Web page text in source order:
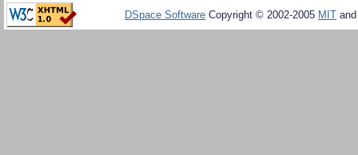
DSpace Software Copyright © 2002-2005 MIT